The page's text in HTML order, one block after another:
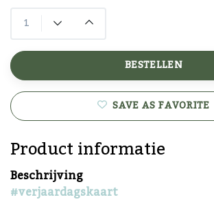
BESTELLEN
SAVE AS FAVORITE
Product informatie
Beschrijving
#verjaardagskaart